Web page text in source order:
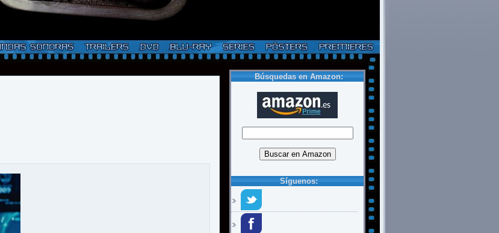
Búsquedas en Amazon:
Síguenos: